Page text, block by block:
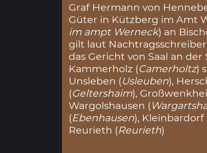
Graf Hermann von
Güter in Kützberg im Amt
im ampt Werneck) an
gilt laut
das Gericht von Saal an der
Kammerholz (Camerholtz)
Unsleben (Usleuben),
(Geltershaim),
Wargolshausen (
(Ebenhausen), Kleinbardorf
Reurieth (Reurieth)